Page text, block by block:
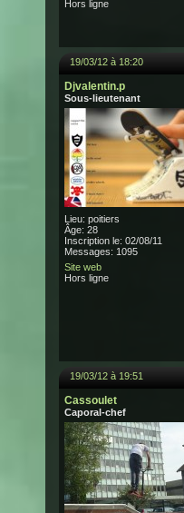
Hors ligne
19/03/12 à 18:20
Djvalentin.p
Sous-lieutenant
Lieu: poitiers
Âge: 28
Inscription le: 02/08/11
Messages: 1095
Site web
Hors ligne
19/03/12 à 19:51
Cassoulet
Caporal-chef